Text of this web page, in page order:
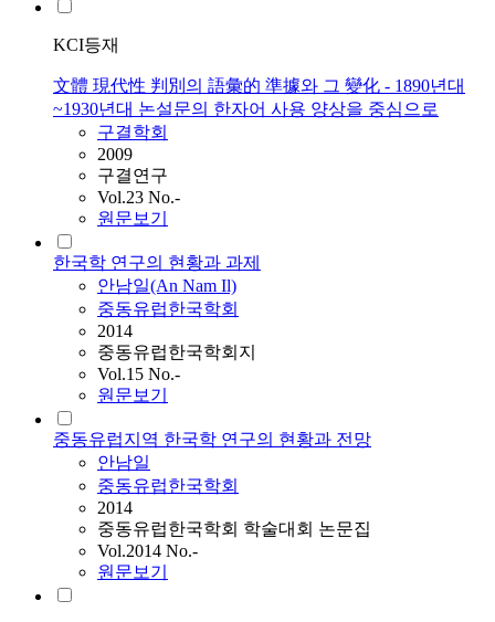
KCI등재
文體 現代性 判別의 語彙的 準據와 그 變化 - 1890년대
~1930년대 논설문의 한자어 사용 양상을 중심으로
구결학회
2009
구결연구
Vol.23 No.-
원문보기
한국학 연구의 현황과 과제
안남일(An Nam Il)
중동유럽한국학회
2014
중동유럽한국학회지
Vol.15 No.-
원문보기
중동유럽지역 한국학 연구의 현황과 전망
안남일
중동유럽한국학회
2014
중동유럽한국학회 학술대회 논문집
Vol.2014 No.-
원문보기